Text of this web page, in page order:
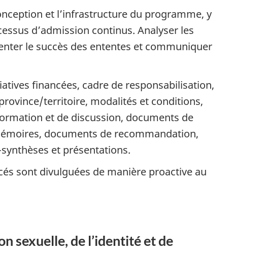
et l’infrastructure du programme, y
d’admission continus. Analyser les
le succès des ententes et communiquer
financées, cadre de responsabilisation,
territoire, modalités et conditions,
et de discussion, documents de
documents de recommandation,
et présentations.
sont divulguées de manière proactive au
sexuelle, de l’identité et de